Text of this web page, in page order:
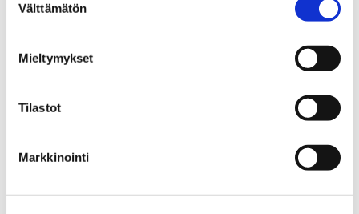
valinta
Välttämätön
Mieltymykset
Tilastot
Markkinointi
Parviainennosti erityisesti esille suuren
paljon odotettua nopeammin. Vapaaehtoiset
talkoolaiset saivat kiitosta niin joukkueiden pelaajilta
Narukerälle tärkeä tulos oli lisääntynyt kiinnostus
lajia kohtaan. Uusia harrastajia tuli lajin piiriin jo tällä